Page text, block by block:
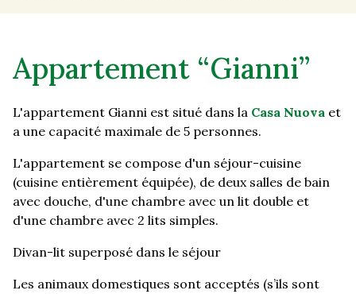
Appartement “Gianni”
L'appartement Gianni est situé dans la Casa Nuova et
a une capacité maximale de 5 personnes.
L'appartement se compose d'un séjour-cuisine
(cuisine entièrement équipée), de deux salles de bain
avec douche, d'une chambre avec un lit double et
d'une chambre avec 2 lits simples.
Divan-lit superposé dans le séjour
Les animaux domestiques sont acceptés (s’ils sont